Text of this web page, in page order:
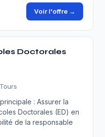
Voir l'offre →
Doctorales
: Assurer la
Doctorales (ED) en
de la responsable